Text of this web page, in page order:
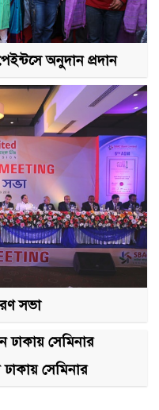
অনুদান প্রদান
সভা
সেমিনার